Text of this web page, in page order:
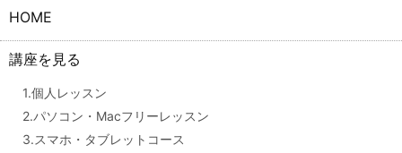
HOME
講座を見る
1.個人レッスン
2.パソコン・Macフリーレッスン
3.スマホ・タブレットコース